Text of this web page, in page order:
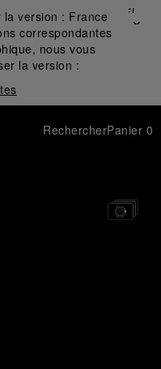
la version : France
correspondantes
nous vous
la version :
Fermer
✕
RechercherPanier 0